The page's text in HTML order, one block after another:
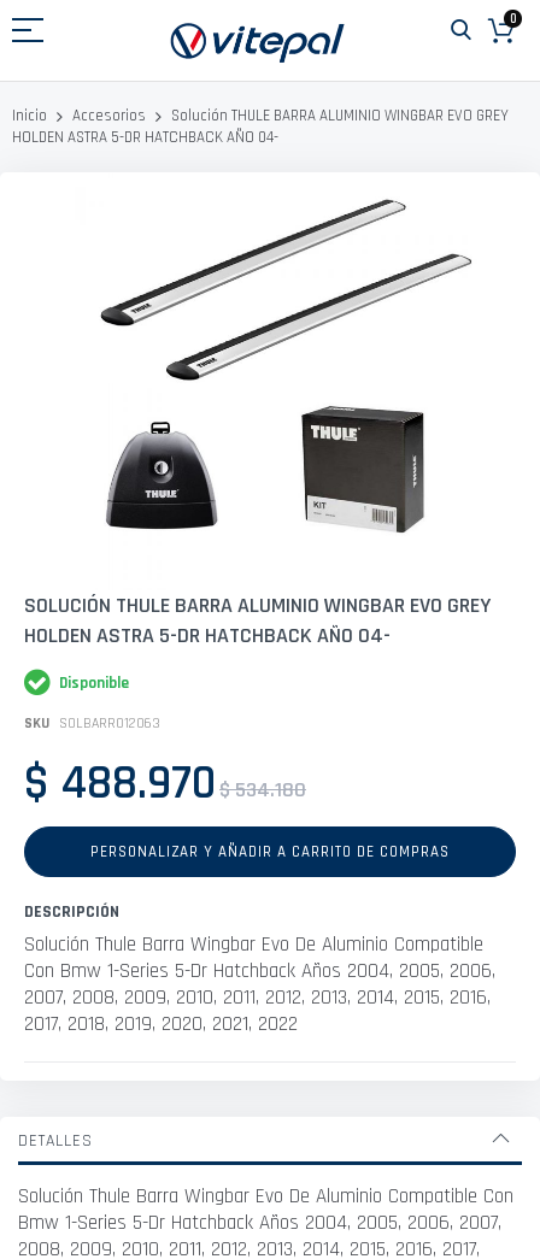
al
0
Inicio Accesorios
Solución THULE BARRA ALUMINIO WINGBAR EVO GREY
HOLDEN ASTRA 5-DR HATCHBACK AÑO 04-
Saltar
comienzo
la
galería
de
SOLUCIÓN THULE BARRA ALUMINIO WINGBAR EVO GREY
HOLDEN ASTRA 5-DR HATCHBACK AÑO 04-
Disponible
SKU SOLBARR012063
$ 488.970 $ 534.180
PERSONALIZAR Y AÑADIR A CARRITO DE COMPRAS
DESCRIPCIÓN
Solución Thule Barra Wingbar Evo De Aluminio Compatible
Con Bmw 1-Series 5-Dr Hatchback Años 2004, 2005, 2006,
2007, 2008, 2009, 2010, 2011, 2012, 2013, 2014, 2015, 2016,
2017, 2018, 2019, 2020, 2021, 2022
DETALLES
Solución Thule Barra Wingbar Evo De Aluminio Compatible Con
Bmw 1-Series 5-Dr Hatchback Años 2004, 2005, 2006, 2007,
2008, 2009, 2010, 2011, 2012, 2013, 2014, 2015, 2016, 2017,